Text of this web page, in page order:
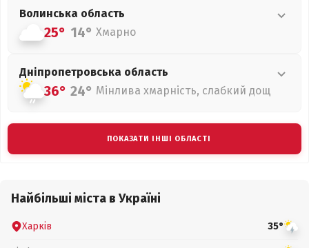
Волинська область
25° 14° Хмарно
Дніпропетровська область
36° 24° Мінлива хмарність, слабкий дощ
ПОКАЗАТИ ІНШІ ОБЛАСТІ
Найбільші міста в Україні
Харків 35°